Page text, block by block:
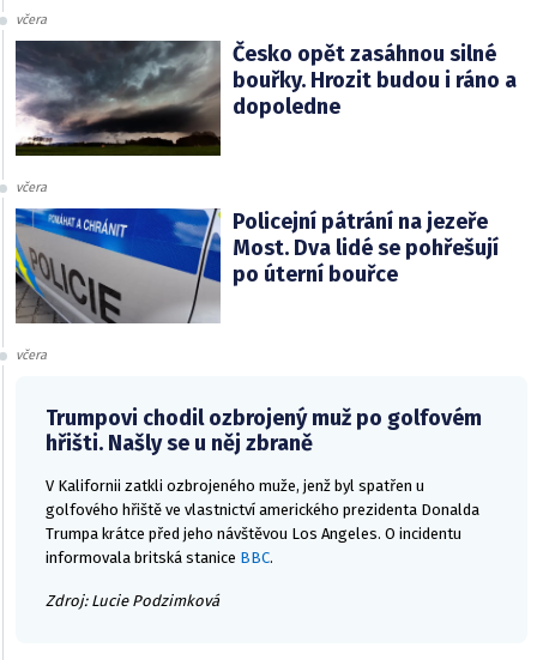
včera
Česko opět zasáhnou silné
bouřky. Hrozit budou i ráno a
dopoledne
včera
Policejní pátrání na jezeře
Most. Dva lidé se pohřešují
po úterní bouřce
včera
Trumpovi chodil ozbrojený muž po golfovém
hřišti. Našly se u něj zbraně
V Kalifornii zatkli ozbrojeného muže, jenž byl spatřen u
golfového hřiště ve vlastnictví amerického prezidenta Donalda
Trumpa krátce před jeho návštěvou Los Angeles. O incidentu
informovala britská stanice BBC.
Zdroj: Lucie Podzimková